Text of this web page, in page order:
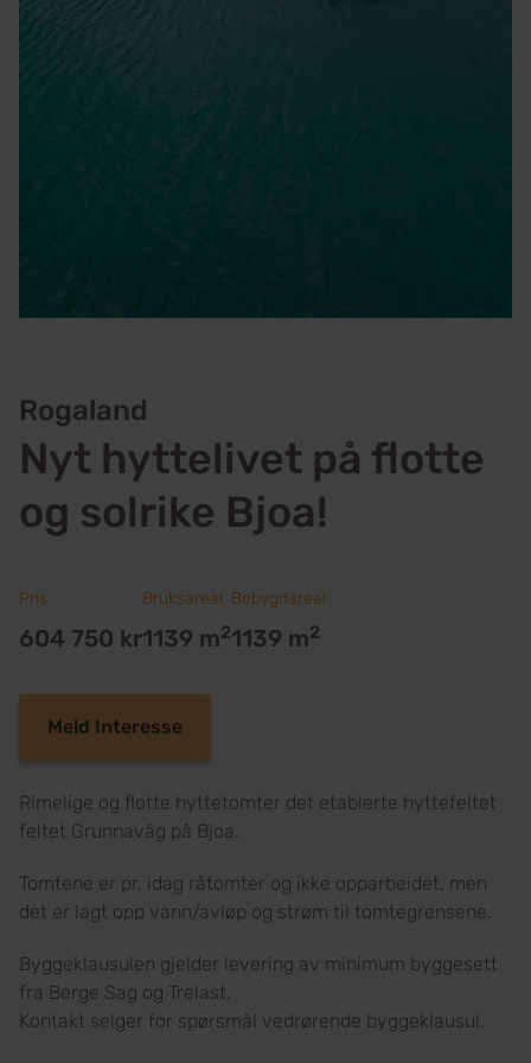
Rogaland
Nyt hyttelivet på flotte
og solrike Bjoa!
Pris
604 750 kr
Bruksareal
1139 m2
Bebygdareal
1139 m2
Meld Interesse
Rimelige og flotte hyttetomter det etablerte hyttefeltet
feltet Grunnavåg på Bjoa.
Tomtene er pr. idag råtomter og ikke opparbeidet, men
det er lagt opp vann/avløp og strøm til tomtegrensene.
Byggeklausulen gjelder levering av minimum byggesett
fra Berge Sag og Trelast.
Kontakt selger for spørsmål vedrørende byggeklausul.